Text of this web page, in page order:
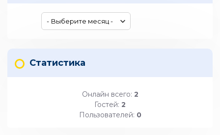
Статистика
Онлайн всего: 2
Гостей: 2
Пользователей: 0